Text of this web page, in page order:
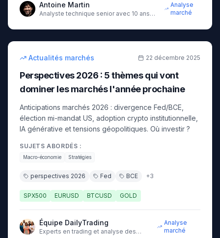
Antoine Martin
Analyste technique senior avec 10 ans
Analyse
marché
15min
Actualités marchés 22 décembre 2025
Perspectives 2026 : 5 thèmes qui vont
dominer les marchés l'année prochaine
Anticipations marchés 2026 : divergence Fed/BCE,
élection mi-mandat US, adoption crypto institutionnelle,
IA générative et tensions géopolitiques. Où investir ?
SUJETS ABORDÉS :
Macro-économie Stratégies
perspectives 2026 Fed BCE +3
SPX500 EURUSD BTCUSD GOLD
Équipe DailyTrading
Experts en trading et analyse des
Analyse
marché